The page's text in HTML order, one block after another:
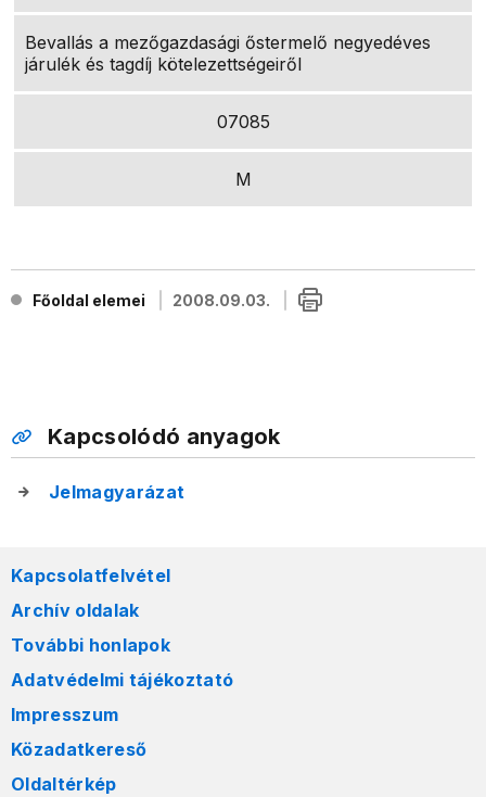
Bevallás a mezőgazdasági őstermelő negyedéves
járulék és tagdíj kötelezettségeiről
07085
M
Főoldal elemei 2008.09.03.
Kapcsolódó anyagok
Jelmagyarázat
Kapcsolatfelvétel
Archív oldalak
További honlapok
Adatvédelmi tájékoztató
Impresszum
Közadatkereső
Oldaltérkép